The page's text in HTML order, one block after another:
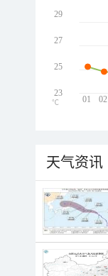
01 02
29
27
25
23
℃
天气资讯